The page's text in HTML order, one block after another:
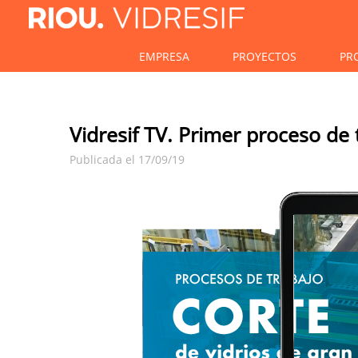
EMPRESA PROYECTOS
Vidresif TV. Primer proceso de
Publicada el 17/09/19